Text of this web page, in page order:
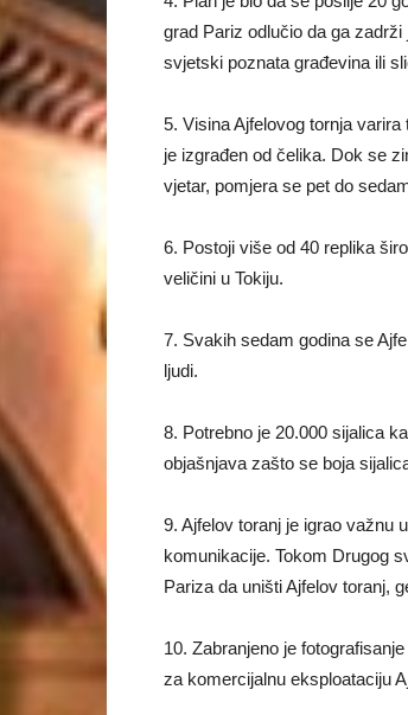
grad Pariz odlučio da ga
svjetski poznata građevina ili
5. Visina Ajfelovog tornja
je izgrađen od čelika. Dok se
vjetar, pomjera se pet do
6. Postoji više od 40 replika
veličini u Tokiju.
7. Svakih sedam godina se
ljudi.
8. Potrebno je 20.000 sijalica
objašnjava zašto se boja
9. Ajfelov toranj je igrao važnu
komunikacije. Tokom Drugog
Pariza da uništi Ajfelov toranj,
10. Zabranjeno je
za komercijalnu eksploataciju